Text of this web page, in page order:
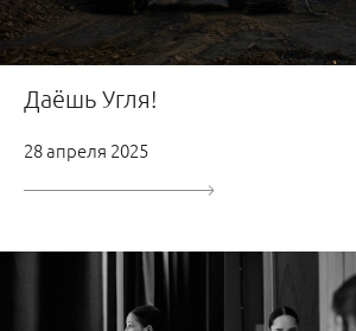
Даёшь Угля!
28 апреля 2025